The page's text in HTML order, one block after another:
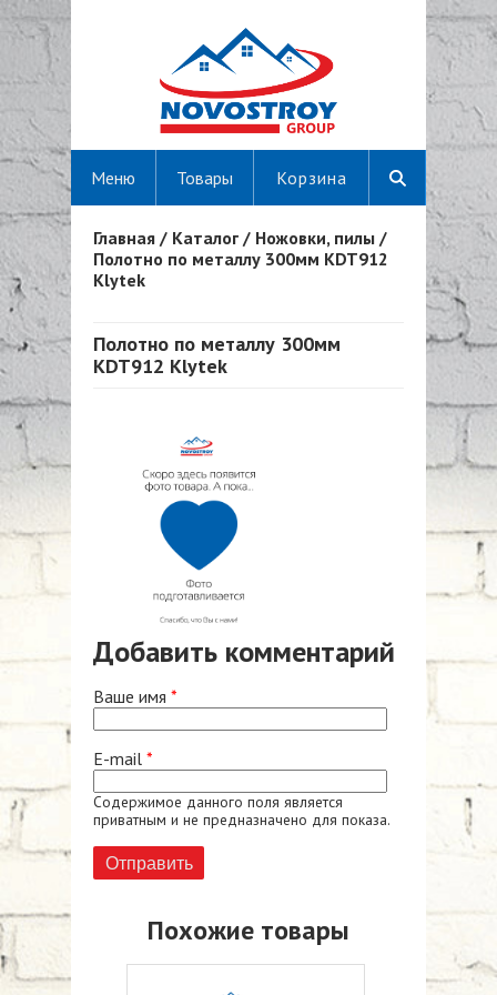
Корзина
Меню Товары
Вы здесь
Главная / Каталог / Ножовки, пилы /
Полотно по металлу 300мм KDT912
Klytek
Полотно по металлу 300мм
KDT912 Klytek
Добавить комментарий
Ваше имя *
E-mail *
Содержимое данного поля является
приватным и не предназначено для показа.
Похожие товары